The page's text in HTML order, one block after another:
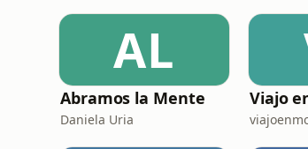
AL
Abramos la Mente
Daniela Uria
Viajo